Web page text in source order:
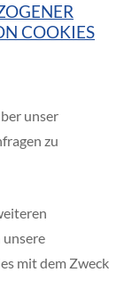
COOKIES
unser
zu
mit dem Zweck